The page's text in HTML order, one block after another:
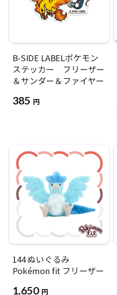
B-SIDE LABELポケモン
ステッカー フリーザー
＆サンダー＆ファイヤー
385 円
144 ぬいぐるみ
Pokémon fit フリーザー
1,650 円